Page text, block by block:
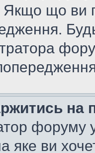
Якщо що
на
форуму
яке ви